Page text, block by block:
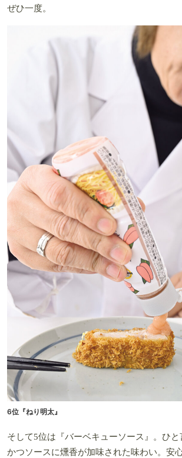
ぜひ一度。
6位『ねり明太』
そして5位は『バーベキューソース』。ひ
かつソースに燻香が加味された味わい。安